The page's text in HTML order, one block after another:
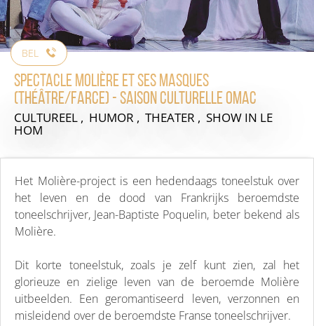
BEL
Spectacle Molière et ses masques
(théâtre/farce) - Saison culturelle OMAC
CULTUREEL , HUMOR , THEATER , SHOW IN LE
HOM
Het Molière-project is een hedendaags toneelstuk over
het leven en de dood van Frankrijks beroemdste
toneelschrijver, Jean-Baptiste Poquelin, beter bekend als
Molière.
Dit korte toneelstuk, zoals je zelf kunt zien, zal het
glorieuze en zielige leven van de beroemde Molière
uitbeelden. Een geromantiseerd leven, verzonnen en
misleidend over de beroemdste Franse toneelschrijver.